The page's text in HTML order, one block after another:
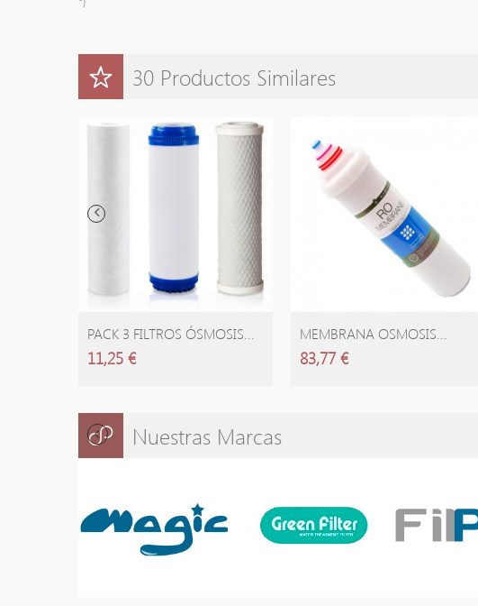
30 Productos Similares
AÑADIR CARRITO
PACK 3 FILTROS ÓSMOSIS...
11,25 €
AÑADIR CARRITO
MEMBRANA OSMOSIS...
83,77 €
Nuestras Marcas